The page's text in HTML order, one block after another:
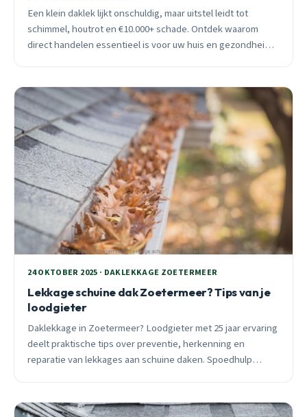
Een klein daklek lijkt onschuldig, maar uitstel leidt tot
schimmel, houtrot en €10.000+ schade. Ontdek waarom
direct handelen essentieel is voor uw huis en gezondheid
24 OKTOBER 2025 · DAKLEKKAGE ZOETERMEER
Lekkage schuine dak Zoetermeer? Tips van je
loodgieter
Daklekkage in Zoetermeer? Loodgieter met 25 jaar ervaring
deelt praktische tips over preventie, herkenning en
reparatie van lekkages aan schuine daken. Spoedhulp